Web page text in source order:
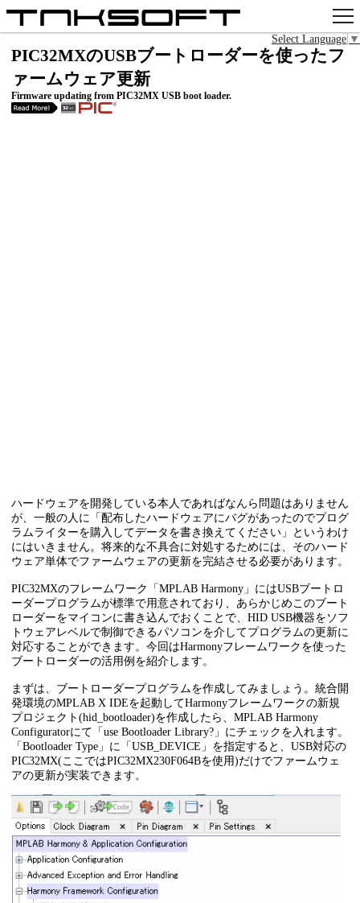
x
Github
Select Language ▼
PIC32MXのUSBブートローダーを使ったフ
ァームウェア更新
Firmware updating from PIC32MX USB boot loader.
ハードウェアを開発している本人であればなんら問題はありません
が、一般の人に「配布したハードウェアにバグがあったのでプログ
ラムライターを購入してデータを書き換えてください」というわけ
にはいきません。将来的な不具合に対処するためには、そのハード
ウェア単体でファームウェアの更新を完結させる必要があります。
PIC32MXのフレームワーク「MPLAB Harmony」にはUSBブートロ
ーダープログラムが標準で用意されており、あらかじめこのブート
ローダーをマイコンに書き込んでおくことで、HID USB機器をソフ
トウェアレベルで制御できるパソコンを介してプログラムの更新に
対応することができます。今回はHarmonyフレームワークを使った
ブートローダーの活用例を紹介します。
まずは、ブートローダープログラムを作成してみましょう。統合開
発環境のMPLAB X IDEを起動してHarmonyフレームワークの新規
プロジェクト(hid_bootloader)を作成したら、MPLAB Harmony
Configuratorにて「use Bootloader Library?」にチェックを入れます。
「Bootloader Type」に「USB_DEVICE」を指定すると、USB対応の
PIC32MX(ここではPIC32MX230F064Bを使用)だけでファームウェ
アの更新が実装できます。